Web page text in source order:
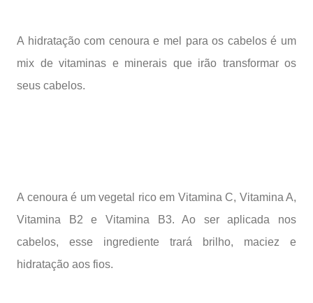
A hidratação com cenoura e mel para os cabelos é um
mix de vitaminas e minerais que irão transformar os
seus cabelos.
A cenoura é um vegetal rico em Vitamina C, Vitamina A,
Vitamina B2 e Vitamina B3. Ao ser aplicada nos
cabelos, esse ingrediente trará brilho, maciez e
hidratação aos fios.